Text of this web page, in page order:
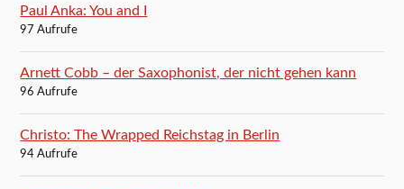
Paul Anka: You and I
97 Aufrufe
Arnett Cobb – der Saxophonist, der nicht gehen kann
96 Aufrufe
Christo: The Wrapped Reichstag in Berlin
94 Aufrufe